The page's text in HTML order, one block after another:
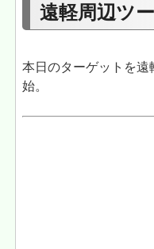
遠軽周辺ツ
本日のターゲットを遠
始。